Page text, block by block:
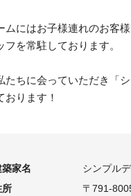
ムにはお子様連れのお客
フを常駐しております。
たちに会っていただき「
おります！
築家名
シンプル
所
〒791-